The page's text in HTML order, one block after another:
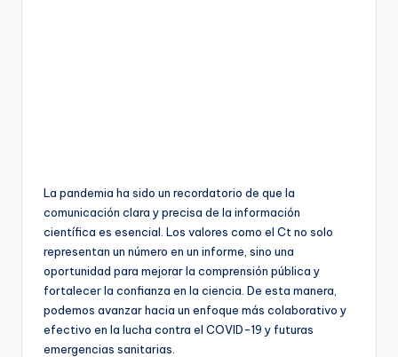
La pandemia ha sido un recordatorio de que la
comunicación clara y precisa de la información
científica es esencial. Los valores como el Ct no solo
representan un número en un informe, sino una
oportunidad para mejorar la comprensión pública y
fortalecer la confianza en la ciencia. De esta manera,
podemos avanzar hacia un enfoque más colaborativo y
efectivo en la lucha contra el COVID-19 y futuras
emergencias sanitarias.